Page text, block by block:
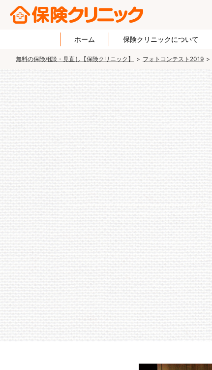
ホーム 保険クリニックについて
無料の保険相談・見直し【保険クリニック】 フォトコンテスト2019